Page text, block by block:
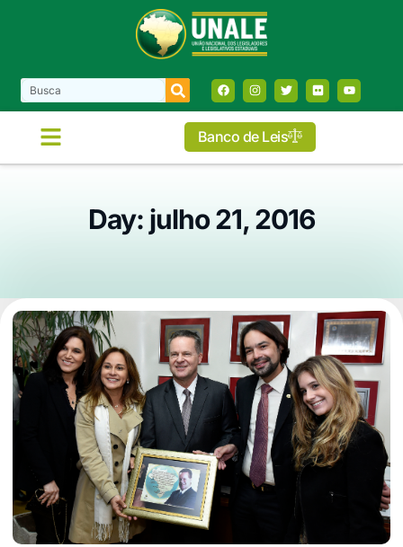
Banco de Leis
Day: julho 21, 2016